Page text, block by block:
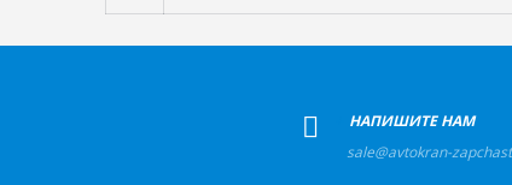
НАПИШИТЕ НАМ
sale@avtokran-